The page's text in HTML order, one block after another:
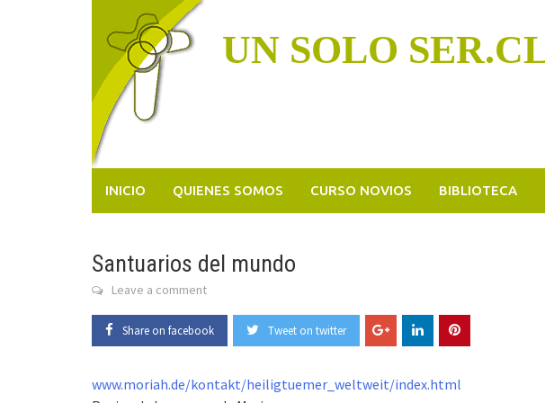
UN SOLO
INICIO QUIENES SOMOS CURSO NOVIOS BIBLIOTECA
Santuarios del mundo
Leave a comment
Share on facebook Tweet on twitter
www.moriah.de/kontakt/heiligtuemer_weltweit/index.html